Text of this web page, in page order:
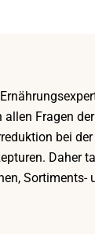
Fragen
bei
Daher
Sortiments-